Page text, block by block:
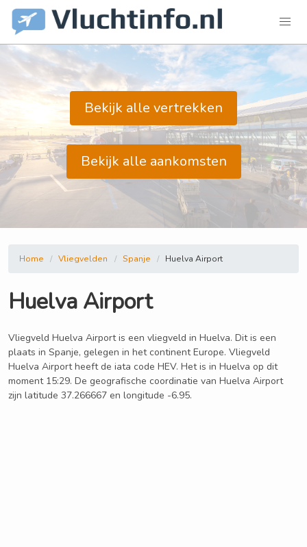
Bekijk alle vertrekken
Bekijk alle aankomsten
Home Vliegvelden Spanje Huelva Airport
Huelva Airport
Vliegveld Huelva Airport is een vliegveld in Huelva. Dit is een
plaats in Spanje, gelegen in het continent Europe. Vliegveld
Huelva Airport heeft de iata code HEV. Het is in Huelva op dit
moment 15:29. De geografische coordinatie van Huelva Airport
zijn latitude 37.266667 en longitude -6.95.